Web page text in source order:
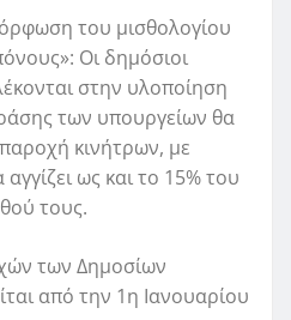
του μισθολογίου
Οι δημόσιοι
στην υλοποίηση
των υπουργείων θα
κινήτρων, με
ως και το 15% του
τους.
των Δημοσίων
από την 1η Ιανουαρίου